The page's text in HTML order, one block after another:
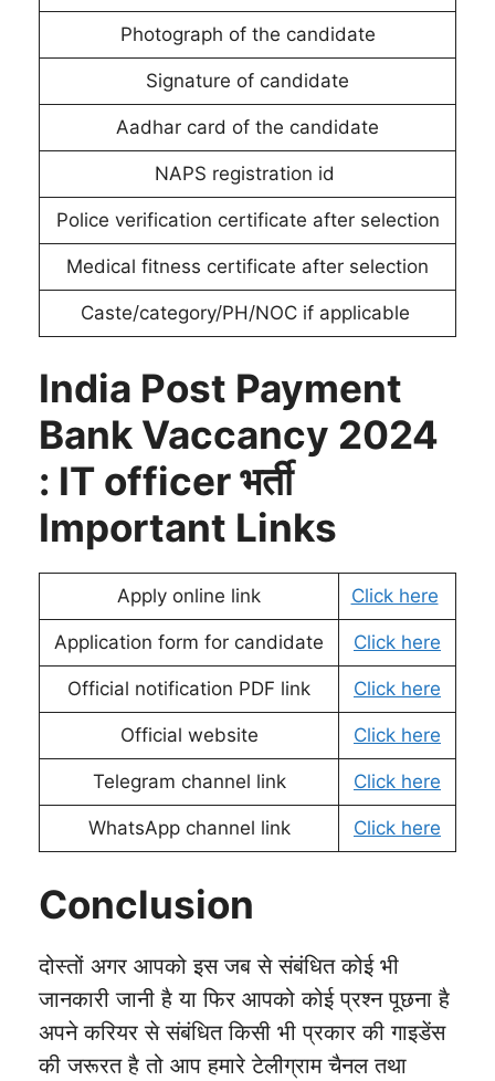
Photograph of the candidate
Signature of candidate
Aadhar card of the candidate
NAPS registration id
Police verification certificate after selection
Medical fitness certificate after selection
Caste/category/PH/NOC if applicable
India Post Payment
Bank Vaccancy 2024
: IT officer भर्ती
Important Links
Apply online link Click here
Application form for candidate Click here
Official notification PDF link Click here
Official website Click here
Telegram channel link Click here
WhatsApp channel link Click here
Conclusion
दोस्तों अगर आपको इस जब से संबंधित कोई भी
जानकारी जानी है या फिर आपको कोई प्रश्न पूछना है
अपने करियर से संबंधित किसी भी प्रकार की गाइडेंस
की जरूरत है तो आप हमारे टेलीग्राम चैनल तथा